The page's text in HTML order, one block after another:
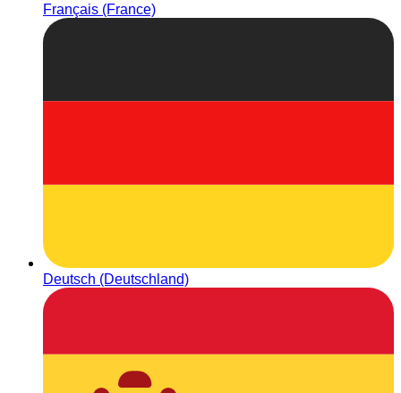
Français (France)
Deutsch (Deutschland)